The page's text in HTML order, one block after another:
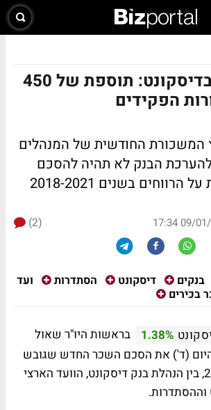
הסכם חדש בדיסקונט: תוספת של 450
הפקידים
המשכורת החודשית של המנהלים
להערכת הבנק לא תהיה להסכם
בשנים 2018-2021
09/01/
(2)
בנקים דיסקונט הסתדרות
ועד
בכירים
1.38%
בראשות היו"ר שאול
היום (ד') את הסכם השכר החדש שגובש
לשנים 2019-2021, בין הנהלת בנק דיסקונט, הוועד הארצי
וההסתדרות.